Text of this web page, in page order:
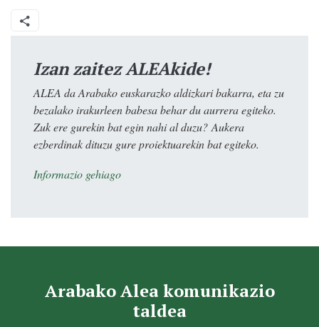
Izan zaitez ALEAkide!
ALEA da Arabako euskarazko aldizkari bakarra, eta zu
bezalako irakurleen babesa behar du aurrera egiteko.
Zuk ere gurekin bat egin nahi al duzu? Aukera
ezberdinak dituzu gure proiektuarekin bat egiteko.
Informazio gehiago
Arabako Alea komunikazio
taldea